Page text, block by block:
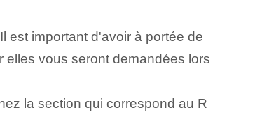
est important d'avoir à portée de
elles vous seront demandées lors
la section qui correspond au R